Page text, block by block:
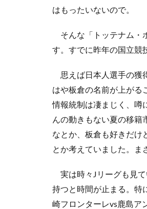
はもったいないので。
そんな「トッテナム・
す。すでに昨年の国立競
思えば日本人選手の獲
はや板倉の名前が上がる
情報統制は凄まじく、噂
んの動きもない夏の移籍
なとか、板倉も好きだけ
とか考えていました。ま
実は時々Jリーグも見
持つと時間が止まる。特
崎フロンターレvs鹿島ア